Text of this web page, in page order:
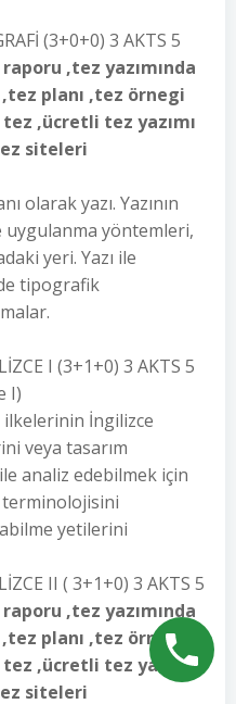
(3+0+0) 3 AKTS 5
,tez yazımında
planı ,tez örnegi
,ücretli tez yazımı
siteleri
olarak yazı. Yazının
uygulanma yöntemleri,
yeri. Yazı ile
tipografik
I (3+1+0) 3 AKTS 5
I)
ilkelerinin İngilizce
veya tasarım
analiz edebilmek için
terminolojisini
yetilerini
II ( 3+1+0) 3 AKTS 5
,tez yazımında
planı ,tez örnegi
,ücretli tez yazımı
siteleri